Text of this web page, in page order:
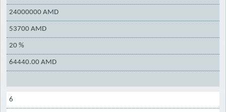
24000000 AMD
53700 AMD
20 %
64440.00 AMD
6